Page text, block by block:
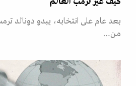
بعد عام على انتخابه، يبدو دونالد
من…